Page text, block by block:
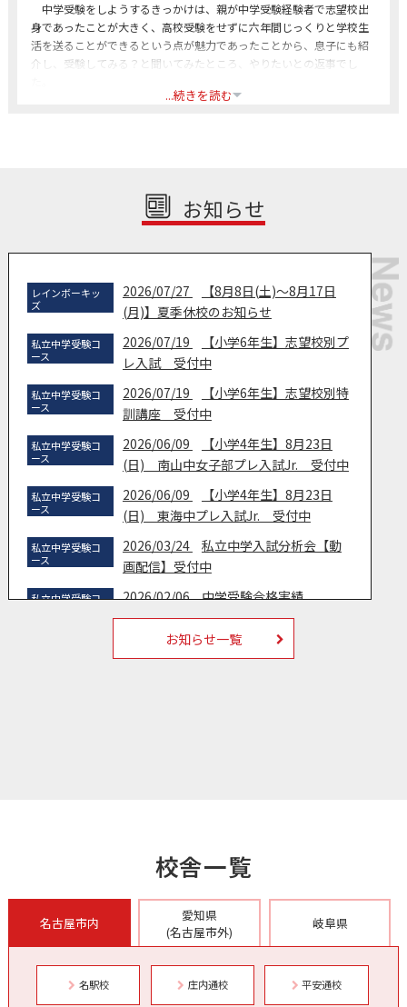
中学受験をしようするきっかけは、親が中学受験経験者で志望校出
身であったことが大きく、高校受験をせずに六年間じっくりと学校生
活を送ることができるという点が魅力であったことから、息子にも紹
介し、受験してみる？と聞いてみたところ、やりたいとの返事でし
...続きを読む
お知らせ
レインボーキッ
ズ
2026/07/27
【8月8日(土)～8月17日
(月)】夏季休校のお知らせ
私立中学受験コ
ース
2026/07/19
【小学6年生】志望校別プ
レ入試 受付中
私立中学受験コ
ース
2026/07/19
【小学6年生】志望校別特
訓講座 受付中
私立中学受験コ
ース
2026/06/09
【小学4年生】8月23日
(日) 南山中女子部プレ入試Jr. 受付中
私立中学受験コ
ース
2026/06/09
【小学4年生】8月23日
(日) 東海中プレ入試Jr. 受付中
私立中学受験コ
ース
2026/03/24
私立中学入試分析会【動
画配信】受付中
私立中学受験コ
2026/02/06 中学受験合格実績
学受験限界突破算数
お知らせ一覧
校舎一覧
名古屋市内
愛知県
(名古屋市外)
岐阜県
名駅校 庄内通校 平安通校